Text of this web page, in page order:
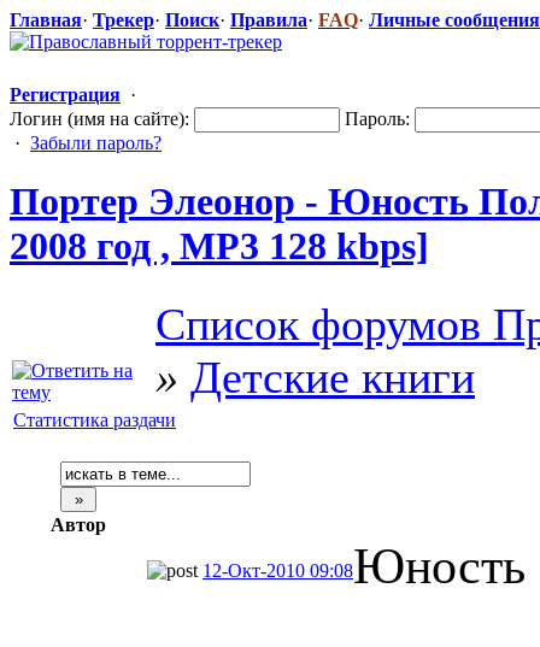
Главная· Трекер· Поиск· Правила· FAQ· Личные сообщения
Регистрация ·
Логин (имя на сайте):
Пароль:
· Забыли пароль?
Портер Элеонор - Юность
2008 год , MP3 128 kbps]
Список форумов
» Детские книги
Статистика раздачи
Автор
12-Окт-2010 09:08Юность